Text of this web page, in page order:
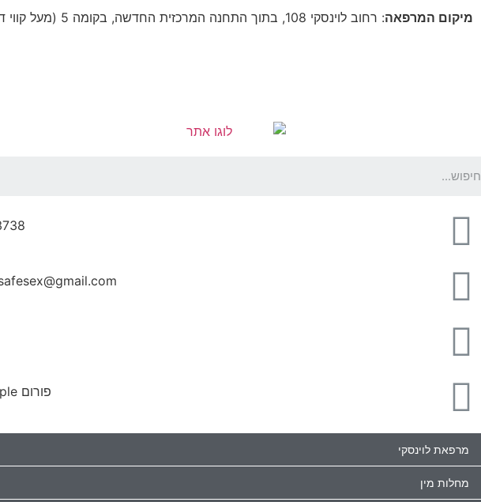
מיקום המרפאה: רחוב לוינסקי 108, בתוך התחנה המרכזית החדשה, בקומה 5 (מעל קווי דן 4,5)
פורום Ask People
מרפאת לוינסקי
מחלות מין